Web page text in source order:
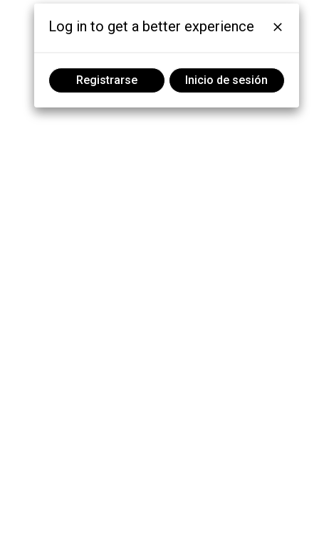
Log in to get a better experience
Registrarse Inicio de sesión